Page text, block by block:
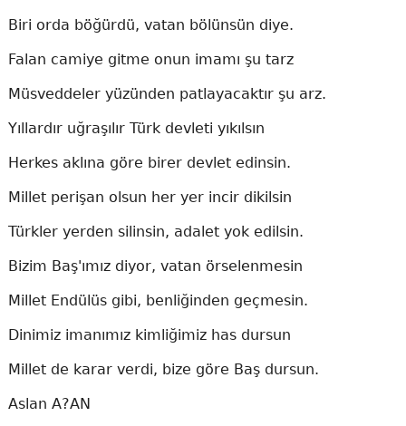
Biri orda böğürdü, vatan bölünsün diye.
Falan camiye gitme onun imamı şu tarz
Müsveddeler yüzünden patlayacaktır şu arz.
Yıllardır uğraşılır Türk devleti yıkılsın
Herkes aklına göre birer devlet edinsin.
Millet perişan olsun her yer incir dikilsin
Türkler yerden silinsin, adalet yok edilsin.
Bizim Baş'ımız diyor, vatan örselenmesin
Millet Endülüs gibi, benliğinden geçmesin.
Dinimiz imanımız kimliğimiz has dursun
Millet de karar verdi, bize göre Baş dursun.
Aslan A?AN